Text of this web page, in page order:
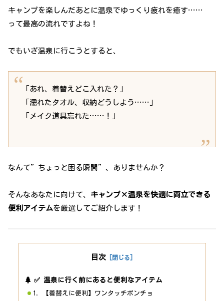
キャンプを楽しんだあとに温泉でゆっくり疲れを癒す……
って最高の流れですよね！
でもいざ温泉に行こうとすると、
「あれ、着替えどこ入れた？」
「濡れたタオル、収納どうしよう……」
「メイク道具忘れた……！」
なんて”ちょっと困る瞬間”、ありませんか？
そんなあなたに向けて、 キャンプ×温泉を快適に両立できる
便利アイテムを厳選してご紹介します！
目次
✅ 温泉に行く前にあると便利なアイテム
1. 【着替えに便利】ワンタッチポンチョ